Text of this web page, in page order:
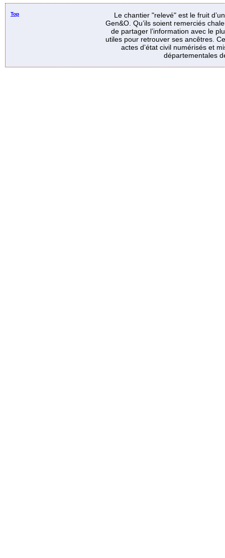
Top
Le chantier "relevé" est le fruit
Gen&O. Qu’ils soient remerciés
de partager l’information avec le
utiles pour retrouver ses ancêtres.
actes d’état civil numérisés et
départementales